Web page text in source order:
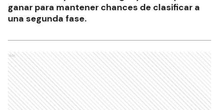
ganar para mantener chances de clasificar a
una segunda fase.
Ads